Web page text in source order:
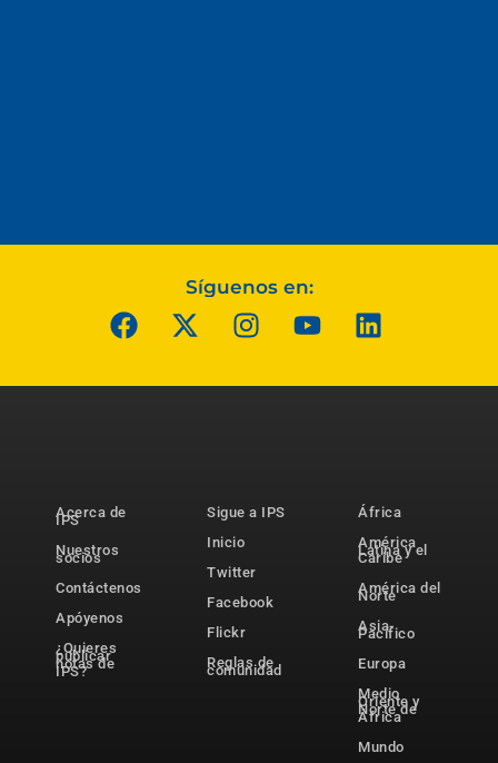
Síguenos en:
Acerca de
IPS
Nuestros
socios
Contáctenos
Apóyenos
¿Quieres
publicar
notas de
IPS?
Sigue a IPS
Inicio
Twitter
Facebook
Flickr
Reglas de
comunidad
África
América
Latina y el
Caribe
América del
Norte
Asia-
Pacífico
Europa
Medio
Oriente y
Norte de
África
Mundo